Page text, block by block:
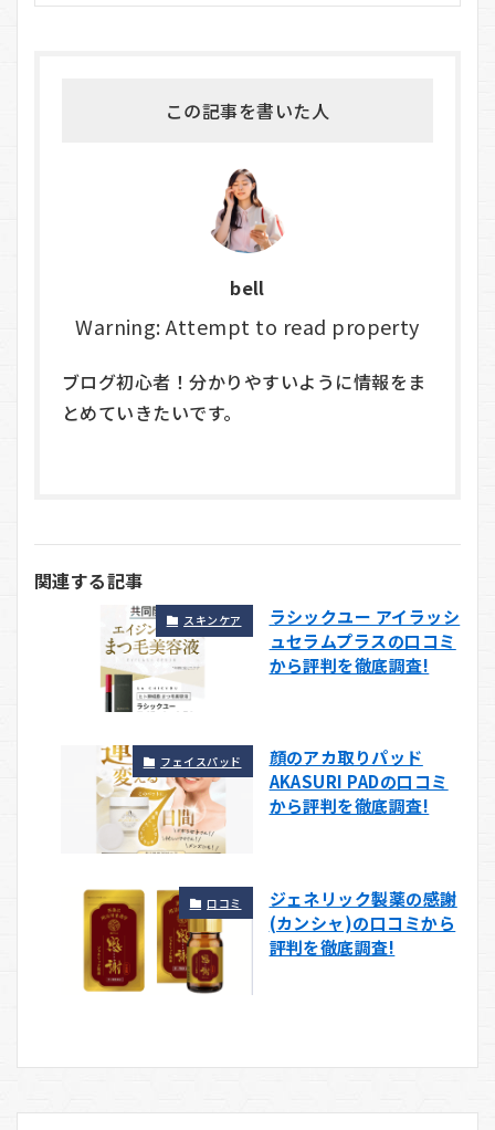
この記事を書いた人
bell
Warning: Attempt to read property
ブログ初心者！分かりやすいように情報をま
とめていきたいです。
関連する記事
スキンケア
ラシックユー アイラッシ
ュセラムプラスの口コミ
から評判を徹底調査!
フェイスパッド
顔のアカ取りパッド
AKASURI PADの口コミ
から評判を徹底調査!
口コミ
ジェネリック製薬の感謝
(カンシャ)の口コミから
評判を徹底調査!